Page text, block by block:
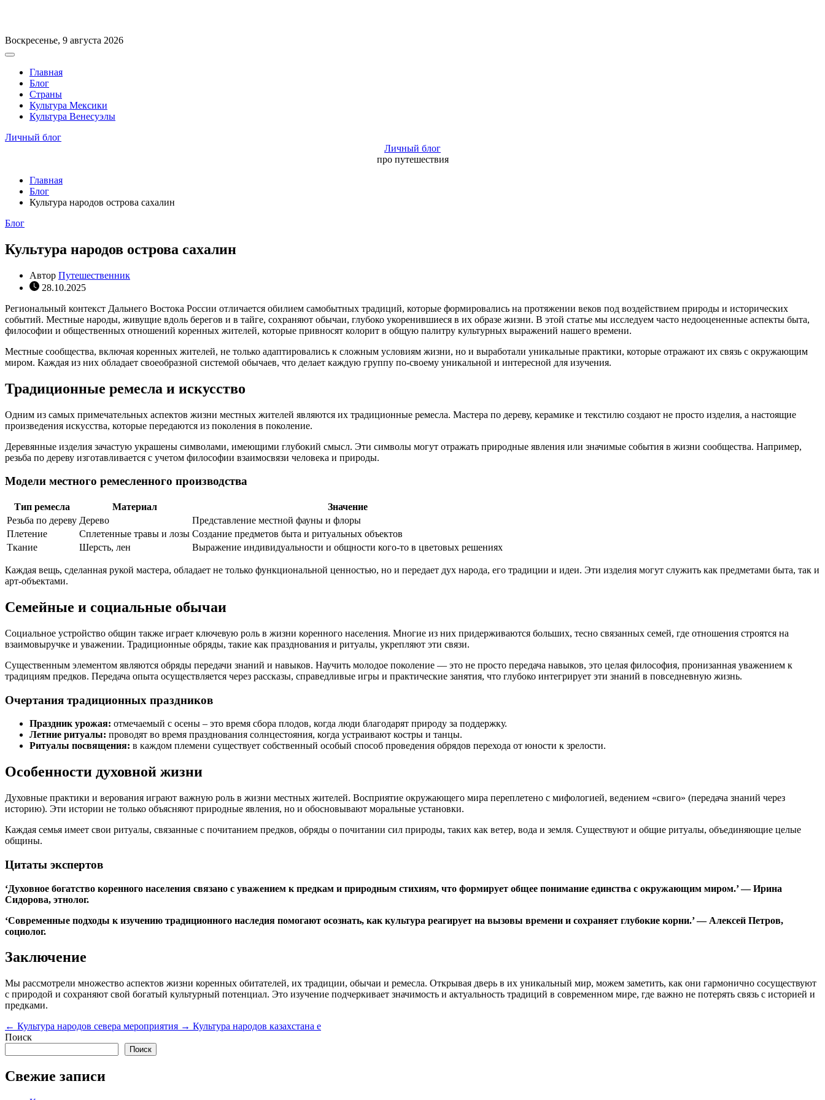
Перейти
к
Воскресенье, 9 августа 2026
Вне
холстаГлавная
Блог
Страны
Культура Мексики
Культура Венесуэлы
Личный блог
Личный блог
про путешествия
Главная
Блог
Культура народов острова сахалин
Рубрики
Блог
Культура народов острова сахалин
Автор Путешественник
28.10.2025
Региональный контекст Дальнего Востока России отличается обилием самобытных традиций, которые формировались на протяжении веков под воздействием природы и исторических
событий. Местные народы, живущие вдоль берегов и в тайге, сохраняют обычаи, глубоко укоренившиеся в их образе жизни. В этой статье мы исследуем часто недооцененные аспекты быта,
философии и общественных отношений коренных жителей, которые привносят колорит в общую палитру культурных выражений нашего времени.
Местные сообщества, включая коренных жителей, не только адаптировались к сложным условиям жизни, но и выработали уникальные практики, которые отражают их связь с окружающим
миром. Каждая из них обладает своеобразной системой обычаев, что делает каждую группу по-своему уникальной и интересной для изучения.
Традиционные ремесла и искусство
Одним из самых примечательных аспектов жизни местных жителей являются их традиционные ремесла. Мастера по дереву, керамике и текстилю создают не просто изделия, а настоящие
произведения искусства, которые передаются из поколения в поколение.
Деревянные изделия зачастую украшены символами, имеющими глубокий смысл. Эти символы могут отражать природные явления или значимые события в жизни сообщества. Например,
резьба по дереву изготавливается с учетом философии взаимосвязи человека и природы.
Модели местного ремесленного производства
Тип ремесла Материал
Значение
Резьба по дереву Дерево
Представление местной фауны и флоры
Плетение
Сплетенные травы и лозы Создание предметов быта и ритуальных объектов
Ткание
Шерсть, лен Выражение индивидуальности и общности кого-то в цветовых решениях
Каждая вещь, сделанная рукой мастера, обладает не только функциональной ценностью, но и передает дух народа, его традиции и идеи. Эти изделия могут служить как предметами быта, так и
арт-объектами.
Семейные и социальные обычаи
Социальное устройство общин также играет ключевую роль в жизни коренного населения. Многие из них придерживаются больших, тесно связанных семей, где отношения строятся на
взаимовыручке и уважении. Традиционные обряды, такие как празднования и ритуалы, укрепляют эти связи.
Существенным элементом являются обряды передачи знаний и навыков. Научить молодое поколение — это не просто передача навыков, это целая философия, пронизанная уважением к
традициям предков. Передача опыта осуществляется через рассказы, справедливые игры и практические занятия, что глубоко интегрирует эти знаний в повседневную жизнь.
Очертания традиционных праздников
Праздник урожая: отмечаемый с осены – это время сбора плодов, когда люди благодарят природу за поддержку.
Летние ритуалы: проводят во время празднования солнцестояния, когда устраивают костры и танцы.
Ритуалы посвящения: в каждом племени существует собственный особый способ проведения обрядов перехода от юности к зрелости.
Особенности духовной жизни
Духовные практики и верования играют важную роль в жизни местных жителей. Восприятие окружающего мира переплетено с мифологией, ведением «свиго» (передача знаний через
историю). Эти истории не только объясняют природные явления, но и обосновывают моральные установки.
Каждая семья имеет свои ритуалы, связанные с почитанием предков, обряды о почитании сил природы, таких как ветер, вода и земля. Существуют и общие ритуалы, объединяющие целые
общины.
Цитаты экспертов
‘Духовное богатство коренного населения связано с уважением к предкам и природным стихиям, что формирует общее понимание единства с окружающим миром.’ — Ирина
Сидорова, этнолог.
‘Современные подходы к изучению традиционного наследия помогают осознать, как культура реагирует на вызовы времени и сохраняет глубокие корни.’ — Алексей Петров,
социолог.
Заключение
Мы рассмотрели множество аспектов жизни коренных обитателей, их традиции, обычаи и ремесла. Открывая дверь в их уникальный мир, можем заметить, как они гармонично сосуществуют
с природой и сохраняют свой богатый культурный потенциал. Это изучение подчеркивает значимость и актуальность традиций в современном мире, где важно не потерять связь с историей и
предками.
← Культура народов севера мероприятия → Культура народов казахстана e
Поиск
Поиск
Свежие записи